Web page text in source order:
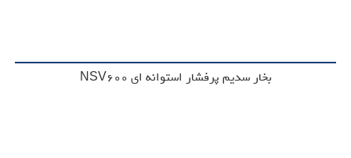
بخار سدیم پرفشار استوانه ای NSV600